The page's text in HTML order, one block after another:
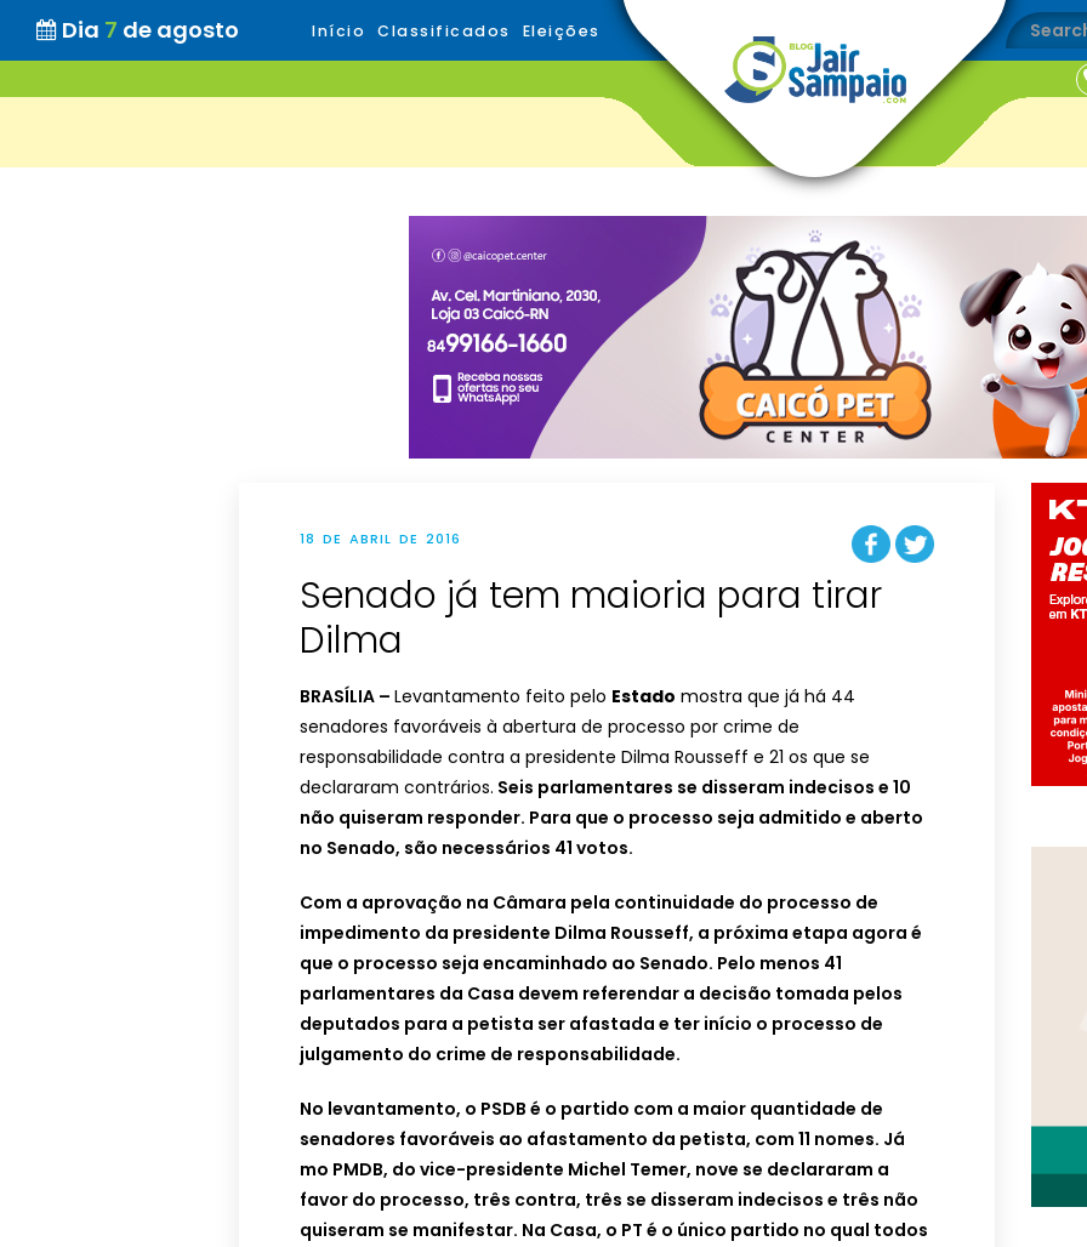
Dia 7 de agosto Início Classificados Eleições
18 DE ABRIL DE 2016
Senado já tem maioria para tirar
Dilma
BRASÍLIA – Levantamento feito pelo Estado mostra que já há 44
senadores favoráveis à abertura de processo por crime de
responsabilidade contra a presidente Dilma Rousseff e 21 os que se
declararam contrários. Seis parlamentares se disseram indecisos e 10
não quiseram responder. Para que o processo seja admitido e aberto
no Senado, são necessários 41 votos.
Com a aprovação na Câmara pela continuidade do processo de
impedimento da presidente Dilma Rousseff, a próxima etapa agora é
que o processo seja encaminhado ao Senado. Pelo menos 41
parlamentares da Casa devem referendar a decisão tomada pelos
deputados para a petista ser afastada e ter início o processo de
julgamento do crime de responsabilidade.
No levantamento, o PSDB é o partido com a maior quantidade de
senadores favoráveis ao afastamento da petista, com 11 nomes. Já
mo PMDB, do vice-presidente Michel Temer, nove se declararam a
favor do processo, três contra, três se disseram indecisos e três não
quiseram se manifestar. Na Casa, o PT é o único partido no qual todos